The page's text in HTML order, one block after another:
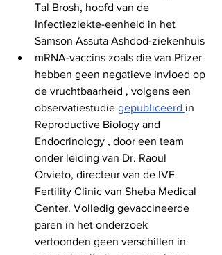
Tal Brosh, hoofd van de
Infectieziekte-eenheid in het
Samson Assuta Ashdod-ziekenhuis
mRNA-vaccins zoals die van Pfizer
hebben geen negatieve invloed op
de vruchtbaarheid , volgens een
observatiestudie gepubliceerd in
Reproductive Biology and
Endocrinology , door een team
onder leiding van Dr. Raoul
Orvieto, directeur van de IVF
Fertility Clinic van Sheba Medical
Center. Volledig gevaccineerde
paren in het onderzoek
vertoonden geen verschillen in